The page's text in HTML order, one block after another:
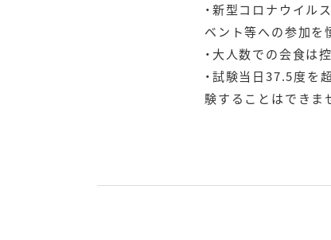
・新型コロナウイル
ベント等への参加を
・大人数での会食は
・試験当日37.5度を
験することはできま